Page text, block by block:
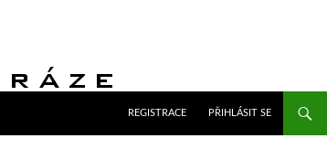
REGISTRACE
PŘIHLÁSIT SE